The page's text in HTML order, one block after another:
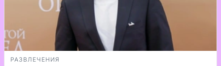
РАЗВЛЕЧЕНИЯ